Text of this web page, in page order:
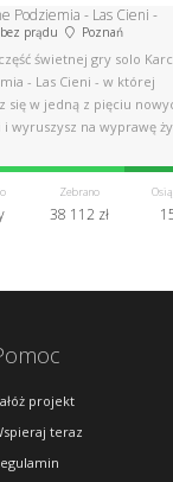
Podziemia - Las Cieni -
prądu Poznań
świetnej gry solo
- Las Cieni - w której
się w jedną z pięciu
i wyruszysz na wyprawę
Zebrano
38 112 zł
projekt
teraz